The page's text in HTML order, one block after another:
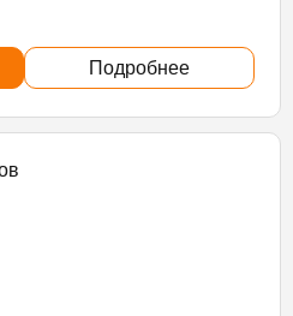
Подробнее